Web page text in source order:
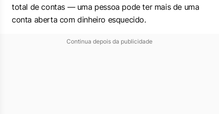
total de contas — uma pessoa pode ter mais de uma
conta aberta com dinheiro esquecido.
Continua depois da publicidade